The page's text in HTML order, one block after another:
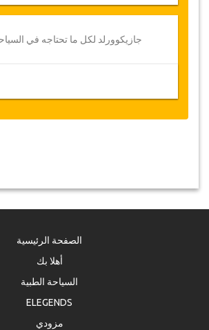
جازيكوورلد لكل ما تحتاجه في
الصفحة الرئيسية
أهلا بك
السياحة الطبية
ELEGENDS
مزودي